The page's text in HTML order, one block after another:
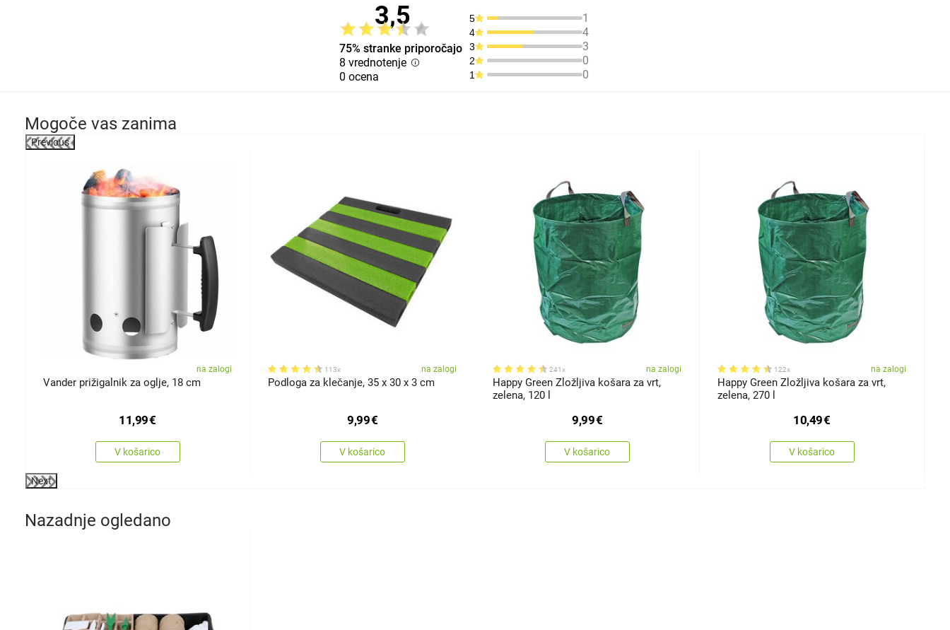
3,5
75% stranke priporočajo
8 vrednotenje
0 ocena
5 1
4 4
3 3
2 0
1 0
Mogoče vas zanima
Previous
na zalogi
Vander prižigalnik za oglje, 18 cm
11,99€
V košarico
113x na zalogi
Podloga za klečanje, 35 x 30 x 3 cm
9,99€
V košarico
241x na zalogi
Happy Green Zložljiva košara za vrt,
zelena, 120 l
9,99€
V košarico
122x na zalogi
Happy Green Zložljiva košara za vrt,
zelena, 270 l
10,49€
V košarico
Next
Nazadnje ogledano